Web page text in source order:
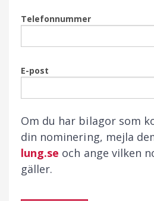
Telefonnummer
E-post
Om du har bilagor som
din nominering, mejla
lung.se och ange vilken
gäller.